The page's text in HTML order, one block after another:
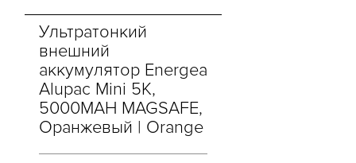
Ультратонкий
внешний
аккумулятор Energea
Alupac Mini 5K,
5000MAH MAGSAFE,
Оранжевый | Orange